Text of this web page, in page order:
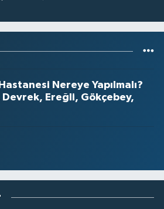
Nereye Yapılmalı?
Devrek, Ereğli, Gökçebey,